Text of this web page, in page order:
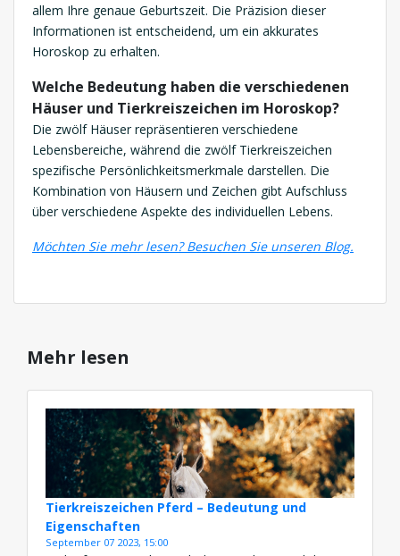
allem Ihre genaue Geburtszeit. Die Präzision dieser
Informationen ist entscheidend, um ein akkurates
Horoskop zu erhalten.
Welche Bedeutung haben die verschiedenen
Häuser und Tierkreiszeichen im Horoskop?
Die zwölf Häuser repräsentieren verschiedene
Lebensbereiche, während die zwölf Tierkreiszeichen
spezifische Persönlichkeitsmerkmale darstellen. Die
Kombination von Häusern und Zeichen gibt Aufschluss
über verschiedene Aspekte des individuellen Lebens.
Möchten Sie mehr lesen? Besuchen Sie unseren Blog.
Mehr lesen
Tierkreiszeichen Pferd – Bedeutung und
Eigenschaften
September 07 2023, 15:00